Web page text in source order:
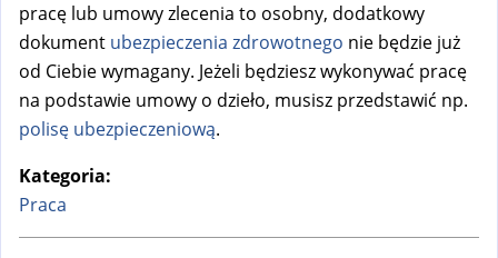
pracę lub umowy zlecenia to osobny, dodatkowy
dokument ubezpieczenia zdrowotnego nie będzie już
od Ciebie wymagany. Jeżeli będziesz wykonywać pracę
na podstawie umowy o dzieło, musisz przedstawić np.
polisę ubezpieczeniową.
Kategoria:
Praca